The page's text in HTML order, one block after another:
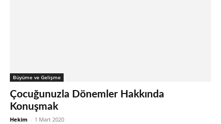
Büyüme ve Gelişme
Çocuğunuzla Dönemler Hakkında
Konuşmak
Hekim - 1 Mart 2020